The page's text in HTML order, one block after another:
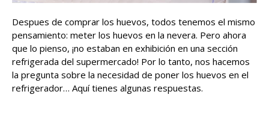
Despues de comprar los huevos, todos tenemos el mismo
pensamiento: meter los huevos en la nevera. Pero ahora
que lo pienso, ¡no estaban en exhibición en una sección
refrigerada del supermercado! Por lo tanto, nos hacemos
la pregunta sobre la necesidad de poner los huevos en el
refrigerador… Aquí tienes algunas respuestas.